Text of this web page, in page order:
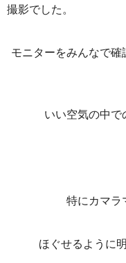
撮影でした。
モニターをみんなで
いい空気の中で
特にカマラ
ほぐせるように